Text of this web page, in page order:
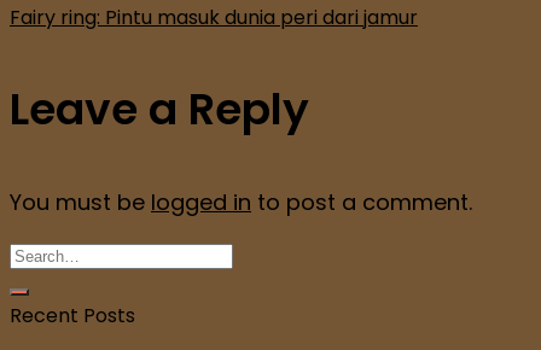
Fairy ring: Pintu masuk dunia peri dari jamur
Leave a Reply
You must be logged in to post a comment.
Recent Posts